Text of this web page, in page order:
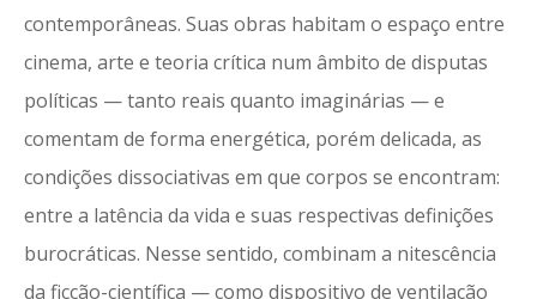
contemporâneas. Suas obras habitam o espaço entre
cinema, arte e teoria crítica num âmbito de disputas
políticas — tanto reais quanto imaginárias — e
comentam de forma energética, porém delicada, as
condições dissociativas em que corpos se encontram:
entre a latência da vida e suas respectivas definições
burocráticas. Nesse sentido, combinam a nitescência
da ficção-científica — como dispositivo de ventilação